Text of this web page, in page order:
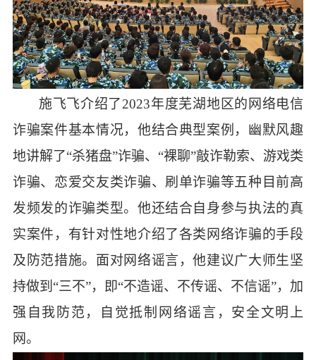
施飞飞介绍了2023年度芜湖地区的网络电信
诈骗案件基本情况，他结合典型案例，幽默风趣
地讲解了“杀猪盘”诈骗、“裸聊”敲诈勒索、游戏类
诈骗、恋爱交友类诈骗、刷单诈骗等五种目前高
发频发的诈骗类型。他还结合自身参与执法的真
实案件，有针对性地介绍了各类网络诈骗的手段
及防范措施。面对网络谣言，他建议广大师生坚
持做到“三不”，即“不造谣、不传谣、不信谣”， 加
强自我防范，
自觉抵制网络谣言，安全文明上
网。